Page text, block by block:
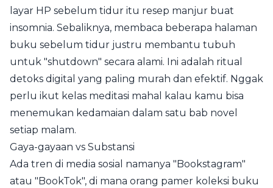
layar HP sebelum tidur itu resep manjur buat
insomnia. Sebaliknya, membaca beberapa halaman
buku sebelum tidur justru membantu tubuh
untuk "shutdown" secara alami. Ini adalah ritual
detoks digital yang paling murah dan efektif. Nggak
perlu ikut kelas meditasi mahal kalau kamu bisa
menemukan kedamaian dalam satu bab novel
setiap malam.
Gaya-gayaan vs Substansi
Ada tren di media sosial namanya "Bookstagram"
atau "BookTok", di mana orang pamer koleksi buku